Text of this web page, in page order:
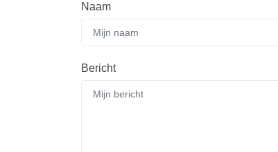
Naam
Bericht